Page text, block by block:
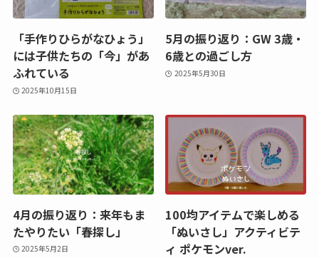
「手作りひらがなひょう」
には子供たちの「今」があ
ふれている
2025年10月15日
5月の振り返り：GW 3歳・
6歳との過ごし方
2025年5月30日
4月の振り返り：来年もま
たやりたい「春探し」
2025年5月2日
100均アイテムで楽しめる
「ぬいさし」アクティビテ
ィ ポケモンver.